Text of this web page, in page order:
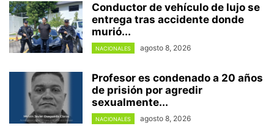
Conductor de vehículo de lujo se
entrega tras accidente donde
murió...
NACIONALES agosto 8, 2026
Profesor es condenado a 20 años
de prisión por agredir
sexualmente...
NACIONALES agosto 8, 2026